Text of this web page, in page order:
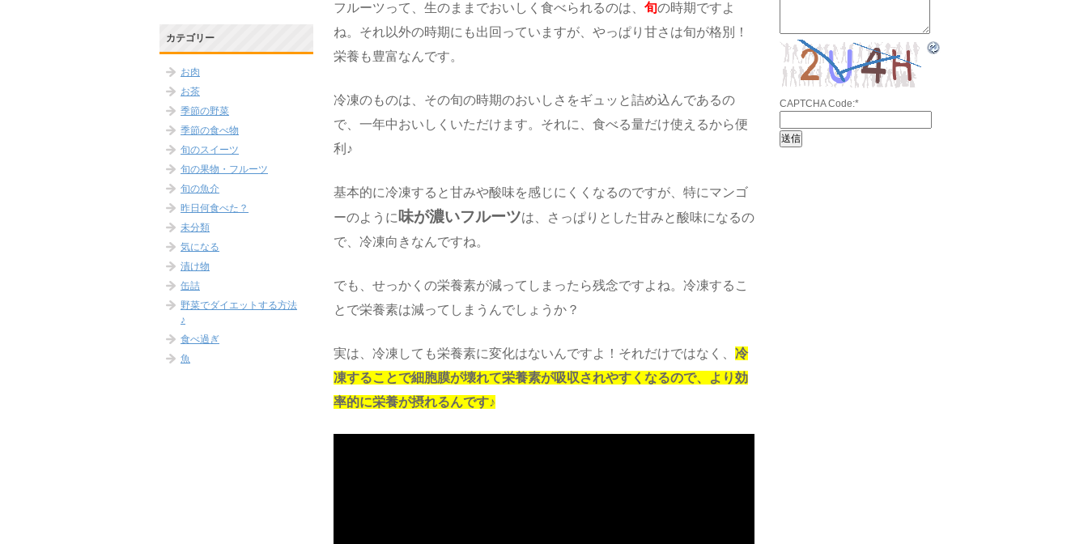
フルーツって、生のままでおいしく食べられるのは、旬の時期ですよ
ね。それ以外の時期にも出回っていますが、やっぱり甘さは旬が格別！
栄養も豊富なんです。
冷凍のものは、その旬の時期のおいしさをギュッと詰め込んであるの
で、一年中おいしくいただけます。それに、食べる量だけ使えるから便
利♪
基本的に冷凍すると甘みや酸味を感じにくくなるのですが、特にマンゴ
ーのように 味が濃いフルーツは、さっぱりとした甘みと酸味になるの
で、冷凍向きなんですね。
でも、せっかくの栄養素が減ってしまったら残念ですよね。冷凍するこ
とで栄養素は減ってしまうんでしょうか？
実は、冷凍しても栄養素に変化はないんですよ！それだけではなく、冷
凍することで細胞膜が壊れて栄養素が吸収されやすくなるので、より効
率的に栄養が摂れるんです♪
カテゴリー
お肉
お茶
季節の野菜
季節の食べ物
旬のスイーツ
旬の果物・フルーツ
旬の魚介
昨日何食べた？
未分類
気になる
漬け物
缶詰
野菜でダイエットする方法
♪
食べ過ぎ
魚
CAPTCHA Code:*